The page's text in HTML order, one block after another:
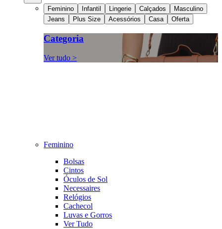
Feminino Infantil Lingerie Calçados
Masculino
Jeans
Plus Size Acessórios Casa Oferta
Categoria
Ver tudo >
Feminino
Bolsas
Cintos
Óculos de Sol
Necessaires
Relógios
Cachecol
Luvas e Gorros
Ver Tudo